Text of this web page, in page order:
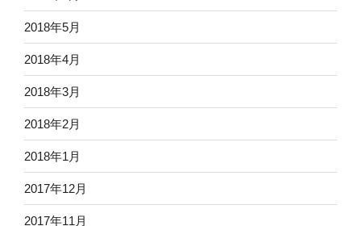
2018年5月
2018年4月
2018年3月
2018年2月
2018年1月
2017年12月
2017年11月